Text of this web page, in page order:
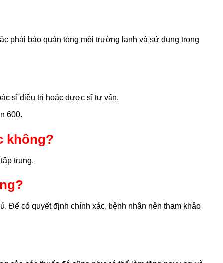
phải bảo quản tỏng môi trường lạnh và sử dung trong
sĩ điều trị hoặc dược sĩ tư vấn.
600.
không?
trung.
Để có quyết định chính xác, bệnh nhân nên tham khảo